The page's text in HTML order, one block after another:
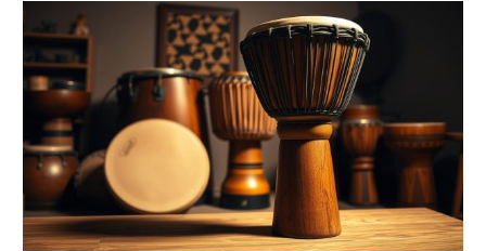
de
djembé
iroko,
lenke
et
autres
essences,